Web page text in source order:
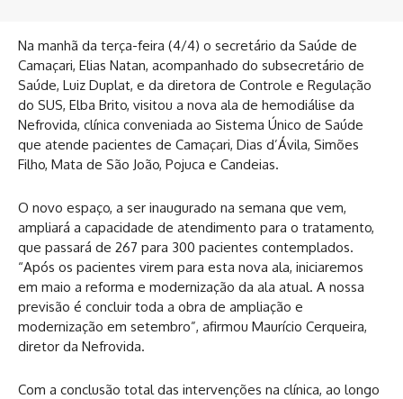
Na manhã da terça-feira (4/4) o secretário da Saúde de
Camaçari, Elias Natan, acompanhado do subsecretário de
Saúde, Luiz Duplat, e da diretora de Controle e Regulação
do SUS, Elba Brito, visitou a nova ala de hemodiálise da
Nefrovida, clínica conveniada ao Sistema Único de Saúde
que atende pacientes de Camaçari, Dias d’Ávila, Simões
Filho, Mata de São João, Pojuca e Candeias.
O novo espaço, a ser inaugurado na semana que vem,
ampliará a capacidade de atendimento para o tratamento,
que passará de 267 para 300 pacientes contemplados.
“Após os pacientes virem para esta nova ala, iniciaremos
em maio a reforma e modernização da ala atual. A nossa
previsão é concluir toda a obra de ampliação e
modernização em setembro”, afirmou Maurício Cerqueira,
diretor da Nefrovida.
Com a conclusão total das intervenções na clínica, ao longo